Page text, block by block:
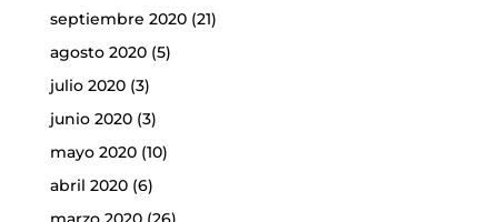
septiembre 2020(21)
agosto 2020(5)
julio 2020(3)
junio 2020(3)
mayo 2020(10)
abril 2020(6)